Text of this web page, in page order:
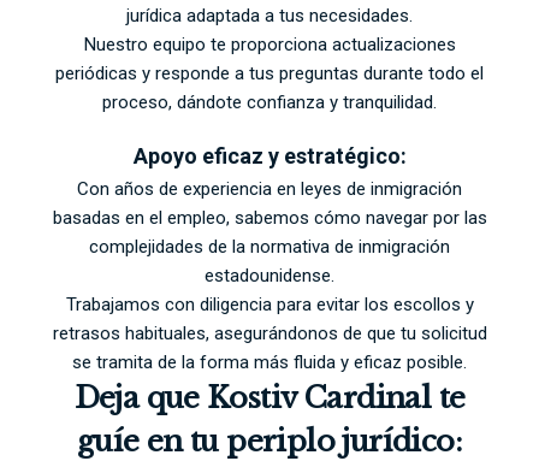
jurídica adaptada a tus necesidades.
Nuestro equipo te proporciona actualizaciones
periódicas y responde a tus preguntas durante todo el
proceso, dándote confianza y tranquilidad.
Apoyo eficaz y estratégico:
Con años de experiencia en leyes de inmigración
basadas en el empleo, sabemos cómo navegar por las
complejidades de la normativa de inmigración
estadounidense.
Trabajamos con diligencia para evitar los escollos y
retrasos habituales, asegurándonos de que tu solicitud
se tramita de la forma más fluida y eficaz posible.
Deja que Kostiv Cardinal te
guíe en tu periplo jurídico: